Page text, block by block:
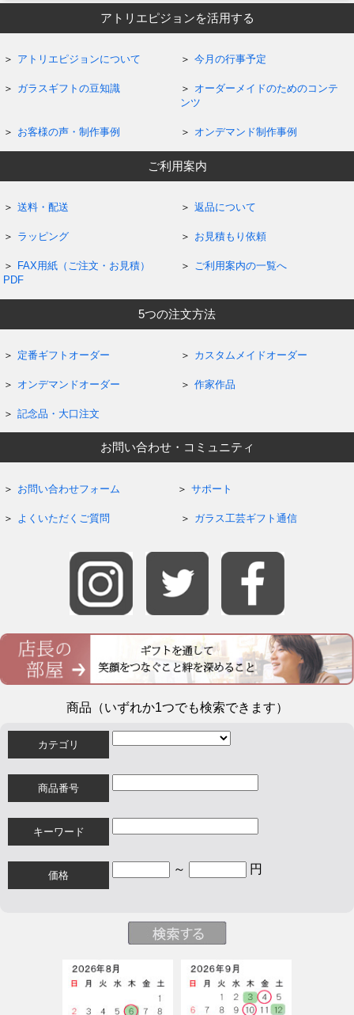
アトリエピジョンを活用する
アトリエピジョンについて 今月の行事予定
ガラスギフトの豆知識
オーダーメイドのためのコンテ
ンツ
お客様の声・制作事例 オンデマンド制作事例
ご利用案内
送料・配送 返品について
ラッピング お見積もり依頼
FAX用紙（ご注文・お見積）
PDF
ご利用案内の一覧へ
5つの注文方法
定番ギフトオーダー カスタムメイドオーダー
オンデマンドオーダー 作家作品
記念品・大口注文
お問い合わせ・コミュニティ
お問い合わせフォーム サポート
よくいただくご質問 ガラス工芸ギフト通信
商品（いずれか1つでも検索できます）
カテゴリ
商品番号
キーワード
価格 ～ 円